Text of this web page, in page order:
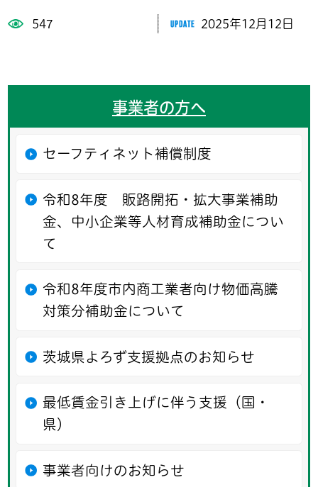
547 2025年12月12日
事業者の方へ
セーフティネット補償制度
令和8年度 販路開拓・拡大事業補助
金、中小企業等人材育成補助金につい
て
令和8年度市内商工業者向け物価高騰
対策分補助金について
茨城県よろず支援拠点のお知らせ
最低賃金引き上げに伴う支援（国・
県）
事業者向けのお知らせ